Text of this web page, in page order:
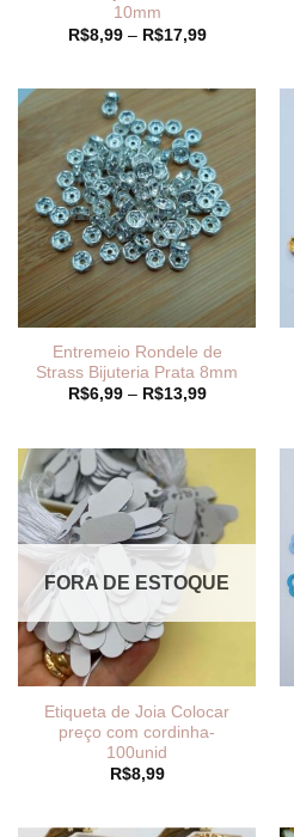
10mm
R$8,99 – R$17,99Faixa
através
Entremeio Rondele de
Strass Bijuteria Prata 8mm
R$6,99 – R$13,99Faixa
FORA DE ESTOQUE
Etiqueta de Joia Colocar
preço com cordinha-
100unid
R$8,99